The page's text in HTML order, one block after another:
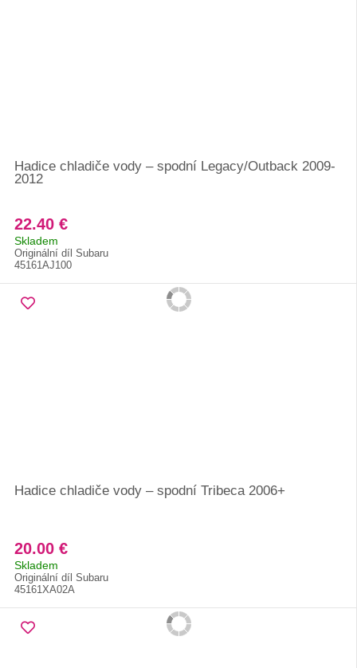
Hadice chladiče vody – spodní Legacy/Outback 2009-
2012
22.40 €
Skladem
Originální díl Subaru
45161AJ100
Hadice chladiče vody – spodní Tribeca 2006+
20.00 €
Skladem
Originální díl Subaru
45161XA02A